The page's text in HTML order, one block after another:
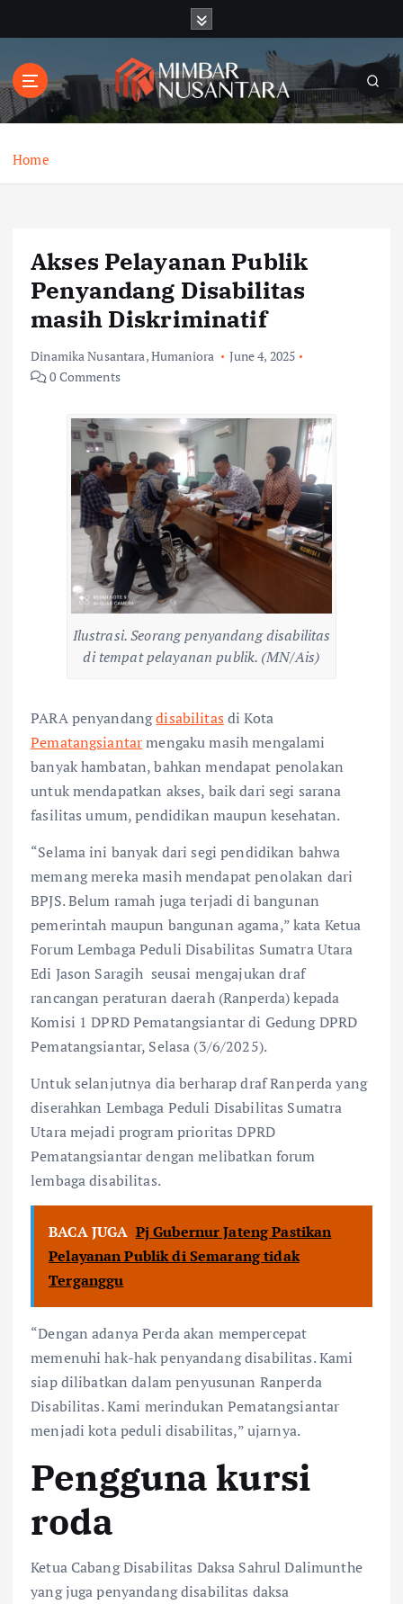
t
o
Home
Akses Pelayanan Publik
Penyandang Disabilitas
masih Diskriminatif
Dinamika Nusantara,Humaniora
June 4, 2025
0 Comments
Ilustrasi. Seorang penyandang disabilitas
di tempat pelayanan publik. (MN/Ais)
PARA penyandangdisabilitas di Kota
Pematangsiantarmengaku masih mengalami
banyak hambatan, bahkan mendapat penolakan
untuk mendapatkan akses, baik dari segi sarana
fasilitas umum, pendidikan maupun kesehatan.
“Selama ini banyak dari segi pendidikan bahwa
memang mereka masih mendapat penolakan dari
BPJS. Belum ramah juga terjadi di bangunan
pemerintah maupun bangunan agama,” kata Ketua
Forum Lembaga Peduli Disabilitas Sumatra Utara
Edi Jason Saragih seusai mengajukan draf
rancangan peraturan daerah (Ranperda) kepada
Komisi 1 DPRD Pematangsiantar di Gedung DPRD
Pematangsiantar, Selasa (3/6/2025).
Untuk selanjutnya dia berharap draf Ranperda yang
diserahkan Lembaga Peduli Disabilitas Sumatra
Utara mejadi program prioritas DPRD
Pematangsiantar dengan melibatkan forum
lembaga disabilitas.
BACA JUGA Pj Gubernur Jateng Pastikan
Pelayanan Publik di Semarang tidak
Terganggu
“Dengan adanya Perda akan mempercepat
memenuhi hak-hak penyandang disabilitas. Kami
siap dilibatkan dalam penyusunan Ranperda
Disabilitas. Kami merindukan Pematangsiantar
menjadi kota peduli disabilitas,” ujarnya.
Pengguna kursi
roda
Ketua Cabang Disabilitas Daksa Sahrul Dalimunthe
yang juga penyandang disabilitas daksa